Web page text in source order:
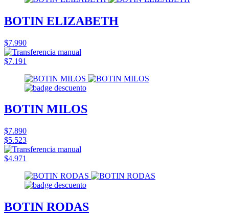
BOTIN ELIZABETH
$7.990
$7.191
BOTIN MILOS
$7.890
$5.523
$4.971
BOTIN RODAS